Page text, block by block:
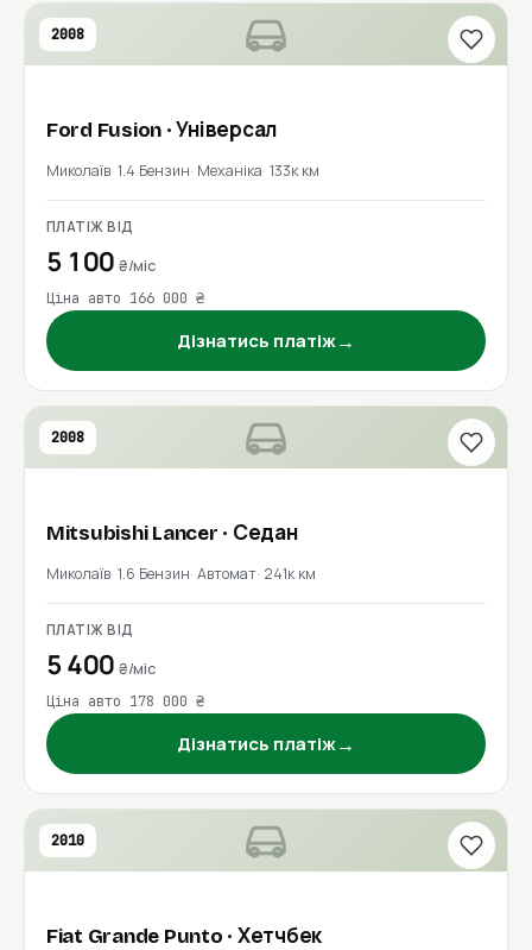
2008
Ford Fusion · Універсал
Миколаїв 1.4 Бензин Механіка 133к км
ПЛАТІЖ ВІД
5 100₴/міс
Ціна авто 166 000 ₴
Дізнатись платіж→
2008
Mitsubishi Lancer · Седан
Миколаїв 1.6 Бензин Автомат 241к км
ПЛАТІЖ ВІД
5 400₴/міс
Ціна авто 178 000 ₴
Дізнатись платіж→
2010
Fiat Grande Punto · Хетчбек